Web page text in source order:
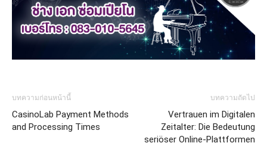
บทความก่อนหน้านี้
CasinoLab Payment Methods
and Processing Times
บทความถัดไป
Vertrauen im Digitalen
Zeitalter: Die Bedeutung
seriöser Online-Plattformen